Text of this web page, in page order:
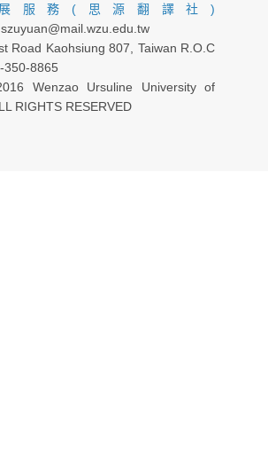
服務(思源翻譯社)
Road Kaohsiung 807, Taiwan R.O.C
350-8865
Wenzao Ursuline University of
RIGHTS RESERVED